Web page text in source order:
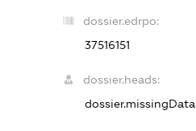
dossier.edrpo:
37516151
dossier.heads:
dossier.missingData